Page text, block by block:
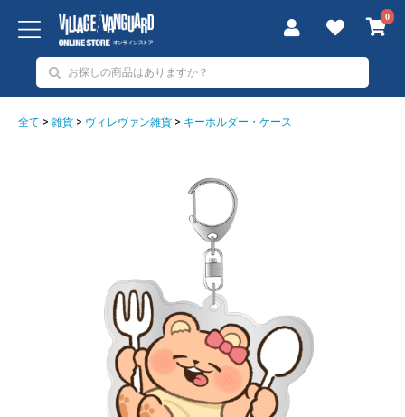
0
全て > 雑貨 > ヴィレヴァン雑貨 > キーホルダー・ケース